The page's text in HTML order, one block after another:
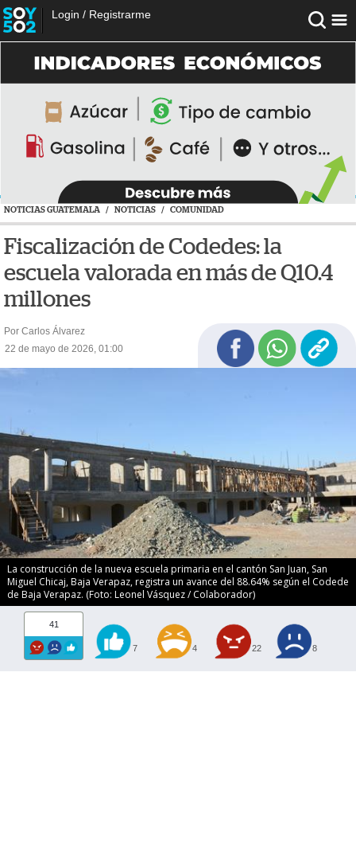
Login / Registrarme
NOTICIAS GUATEMALA / NOTICIAS / COMUNIDAD
Fiscalización de Codedes: la
escuela valorada en más de Q10.4
millones
Por Carlos Álvarez
22 de mayo de 2026, 01:00
La construcción de la nueva escuela primaria en el cantón San Juan, San
Miguel Chicaj, Baja Verapaz, registra un avance del 88.64% según el Codede
de Baja Verapaz. (Foto: Leonel Vásquez / Colaborador)
41
7 4 22 8